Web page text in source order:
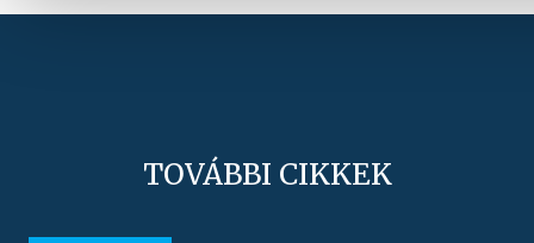
TOVÁBBI CIKKEK